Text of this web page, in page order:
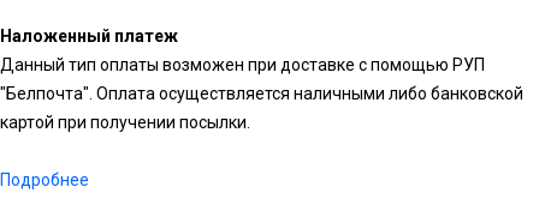
Наложенный платеж
Данный тип оплаты возможен при доставке с помощью РУП
"Белпочта". Оплата осуществляется наличными либо банковской
картой при получении посылки.
Подробнее